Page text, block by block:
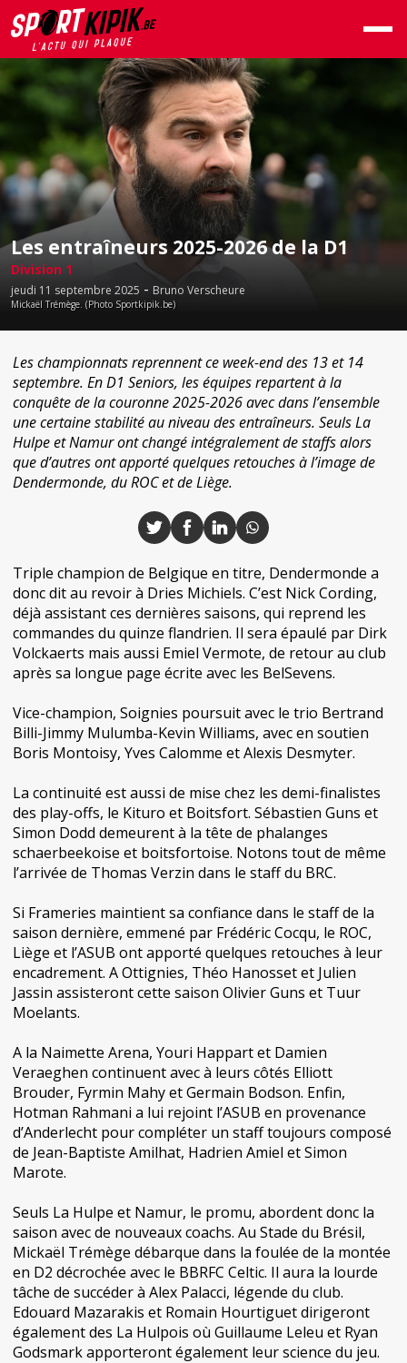
Les entraîneurs 2025-2026 de la D1
Division 1
jeudi 11 septembre 2025 - Bruno Verscheure
Mickaël Trémège. (Photo Sportkipik.be)
Les championnats reprennent ce week-end des 13 et 14
septembre. En D1 Seniors, les équipes repartent à la
conquête de la couronne 2025-2026 avec dans l’ensemble
une certaine stabilité au niveau des entraîneurs. Seuls La
Hulpe et Namur ont changé intégralement de staffs alors
que d’autres ont apporté quelques retouches à l’image de
Dendermonde, du ROC et de Liège.
Triple champion de Belgique en titre, Dendermonde a
donc dit au revoir à Dries Michiels. C’est Nick Cording,
déjà assistant ces dernières saisons, qui reprend les
commandes du quinze flandrien. Il sera épaulé par Dirk
Volckaerts mais aussi Emiel Vermote, de retour au club
après sa longue page écrite avec les BelSevens.
Vice-champion, Soignies poursuit avec le trio Bertrand
Billi-Jimmy Mulumba-Kevin Williams, avec en soutien
Boris Montoisy, Yves Calomme et Alexis Desmyter.
La continuité est aussi de mise chez les demi-finalistes
des play-offs, le Kituro et Boitsfort. Sébastien Guns et
Simon Dodd demeurent à la tête de phalanges
schaerbeekoise et boitsfortoise. Notons tout de même
l’arrivée de Thomas Verzin dans le staff du BRC.
Si Frameries maintient sa confiance dans le staff de la
saison dernière, emmené par Frédéric Cocqu, le ROC,
Liège et l’ASUB ont apporté quelques retouches à leur
encadrement. A Ottignies, Théo Hanosset et Julien
Jassin assisteront cette saison Olivier Guns et Tuur
Moelants.
A la Naimette Arena, Youri Happart et Damien
Veraeghen continuent avec à leurs côtés Elliott
Brouder, Fyrmin Mahy et Germain Bodson. Enfin,
Hotman Rahmani a lui rejoint l’ASUB en provenance
d’Anderlecht pour compléter un staff toujours composé
de Jean-Baptiste Amilhat, Hadrien Amiel et Simon
Marote.
Seuls La Hulpe et Namur, le promu, abordent donc la
saison avec de nouveaux coachs. Au Stade du Brésil,
Mickaël Trémège débarque dans la foulée de la montée
en D2 décrochée avec le BBRFC Celtic. Il aura la lourde
tâche de succéder à Alex Palacci, légende du club.
Edouard Mazarakis et Romain Hourtiguet dirigeront
également des La Hulpois où Guillaume Leleu et Ryan
Godsmark apporteront également leur science du jeu.